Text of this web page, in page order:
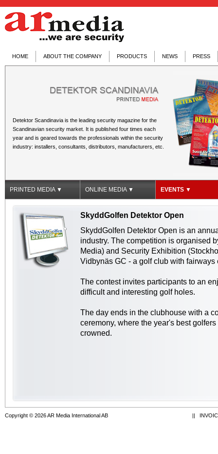
HOME ABOUT THE COMPANY PRODUCTS NEWS PRESS
Detektor Scandinavia is the leading security magazine for the
Scandinavian security market. It is published four times each
year and is geared towards the professionals within the security
industry: installers, consultants, distributors, manufacturers, etc.
PRINTED MEDIA ▼ ONLINE MEDIA ▼ EVENTS ▼
SkyddGolfen Detektor Open
SkyddGolfen Detektor Open is an
industry. The competition is organised
Media) and Security Exhibition
Vidbynäs GC - a golf club with fairways
The contest invites participants to an
difficult and interesting golf holes.
The day ends in the clubhouse with a
ceremony, where the year's best
crowned.
||
Copyright © 2026 AR Media International AB